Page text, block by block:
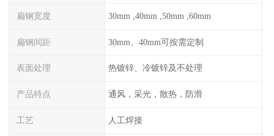
扁钢宽度 30mm ,40mm ,50mm ,60mm
扁钢间距 30mm、40mm可按需定制
表面处理 热镀锌、冷镀锌及不处理
产品特点 通风，采光，散热，防滑
工艺 人工焊接